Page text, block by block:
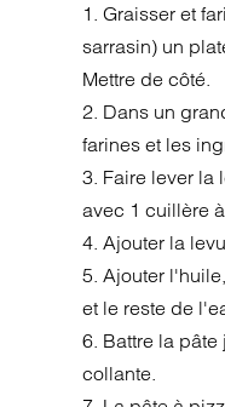
1. Graisser et
sarrasin) un
Mettre de côté.
2. Dans un
farines et les
3. Faire lever la
avec 1 cuillère
4. Ajouter la
5. Ajouter
et le reste de
6. Battre la
collante.